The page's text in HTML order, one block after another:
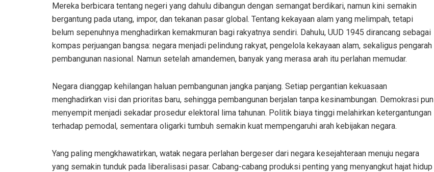
Mereka berbicara tentang negeri yang dahulu dibangun dengan semangat berdikari, namun kini semakin
bergantung pada utang, impor, dan tekanan pasar global. Tentang kekayaan alam yang melimpah, tetapi
belum sepenuhnya menghadirkan kemakmuran bagi rakyatnya sendiri. Dahulu, UUD 1945 dirancang sebagai
kompas perjuangan bangsa: negara menjadi pelindung rakyat, pengelola kekayaan alam, sekaligus pengarah
pembangunan nasional. Namun setelah amandemen, banyak yang merasa arah itu perlahan memudar.
Negara dianggap kehilangan haluan pembangunan jangka panjang. Setiap pergantian kekuasaan
menghadirkan visi dan prioritas baru, sehingga pembangunan berjalan tanpa kesinambungan. Demokrasi pun
menyempit menjadi sekadar prosedur elektoral lima tahunan. Politik biaya tinggi melahirkan ketergantungan
terhadap pemodal, sementara oligarki tumbuh semakin kuat mempengaruhi arah kebijakan negara.
Yang paling mengkhawatirkan, watak negara perlahan bergeser dari negara kesejahteraan menuju negara
yang semakin tunduk pada liberalisasi pasar. Cabang-cabang produksi penting yang menyangkut hajat hidup